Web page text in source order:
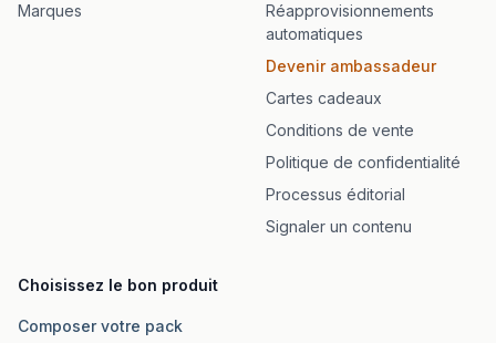
Marques
Réapprovisionnements
automatiques
Devenir ambassadeur
Cartes cadeaux
Conditions de vente
Politique de confidentialité
Processus éditorial
Signaler un contenu
Choisissez le bon produit
Composer votre pack